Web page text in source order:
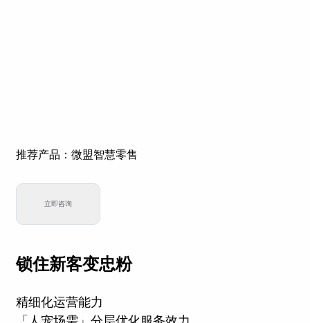
推荐产品：微盟智慧零售
立即咨询
锁住新客变忠粉
精细化运营能力